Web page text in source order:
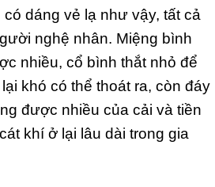
dáng vẻ lạ như vậy, tất cả
nghệ nhân. Miệng bình
nhiều, cổ bình thắt nhỏ để
khó có thể thoát ra, còn đáy
được nhiều của cải và tiền
khí ở lại lâu dài trong gia